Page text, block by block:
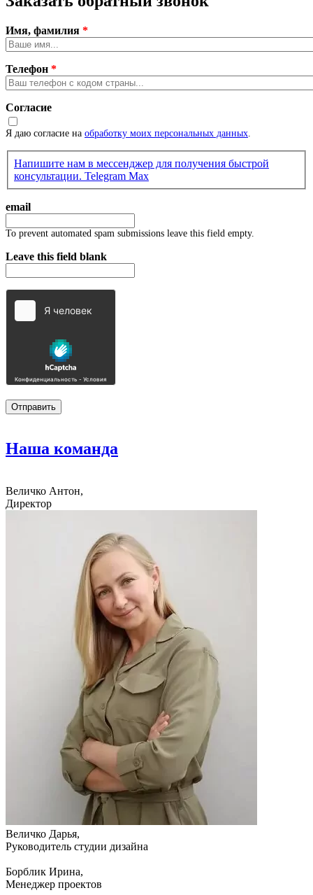
Имя, фамилия *
Телефон *
Согласие
Я даю согласие на обработку моих персональных данных.
Напишите нам в мессенджер для получения быстрой
консультации. Telegram Max
email
To prevent automated spam submissions leave this field empty.
Leave this field blank
Наша команда
Величко Антон,
Директор
Величко Дарья,
Руководитель студии дизайна
Борблик Ирина,
Менеджер проектов